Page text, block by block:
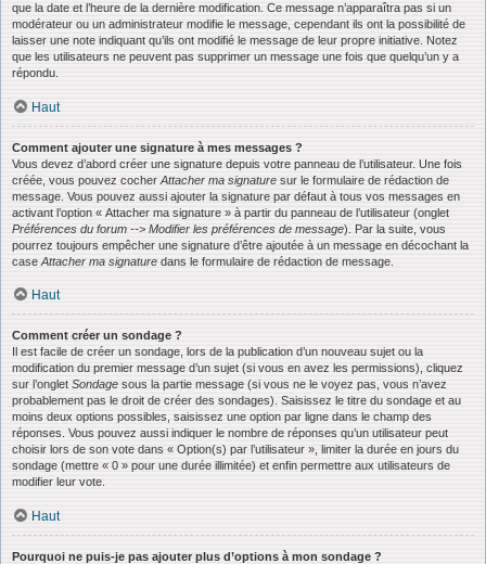
que la date et l’heure de la dernière modification. Ce message n’apparaîtra pas si un
modérateur ou un administrateur modifie le message, cependant ils ont la possibilité de
laisser une note indiquant qu’ils ont modifié le message de leur propre initiative. Notez
que les utilisateurs ne peuvent pas supprimer un message une fois que quelqu’un y a
répondu.
Haut
Comment ajouter une signature à mes messages ?
Vous devez d’abord créer une signature depuis votre panneau de l’utilisateur. Une fois
créée, vous pouvez cocher Attacher ma signature sur le formulaire de rédaction de
message. Vous pouvez aussi ajouter la signature par défaut à tous vos messages en
activant l’option « Attacher ma signature » à partir du panneau de l’utilisateur (onglet
Préférences du forum --> Modifier les préférences de message). Par la suite, vous
pourrez toujours empêcher une signature d’être ajoutée à un message en décochant la
case Attacher ma signature dans le formulaire de rédaction de message.
Haut
Comment créer un sondage ?
Il est facile de créer un sondage, lors de la publication d’un nouveau sujet ou la
modification du premier message d’un sujet (si vous en avez les permissions), cliquez
sur l’onglet Sondage sous la partie message (si vous ne le voyez pas, vous n’avez
probablement pas le droit de créer des sondages). Saisissez le titre du sondage et au
moins deux options possibles, saisissez une option par ligne dans le champ des
réponses. Vous pouvez aussi indiquer le nombre de réponses qu’un utilisateur peut
choisir lors de son vote dans « Option(s) par l’utilisateur », limiter la durée en jours du
sondage (mettre « 0 » pour une durée illimitée) et enfin permettre aux utilisateurs de
modifier leur vote.
Haut
Pourquoi ne puis-je pas ajouter plus d’options à mon sondage ?